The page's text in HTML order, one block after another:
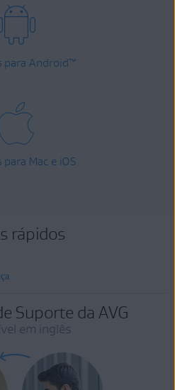
para Android™
Mac e iOS
rápidos
Suporte da AVG
em inglês